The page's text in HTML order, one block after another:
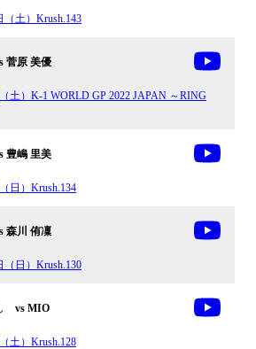
（土）Krush.143
菅原 美優
土）K-1 WORLD GP 2022 JAPAN ～RING
豊嶋 里美
日）Krush.134
森川 侑凜
（日）Krush.130
vs MIO
土）Krush.128